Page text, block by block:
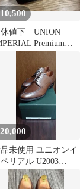
10,500
値下 UNION
Premium
20,000
未使用 ユニオンイ
ペリアル U2003
～26cm) 茶色